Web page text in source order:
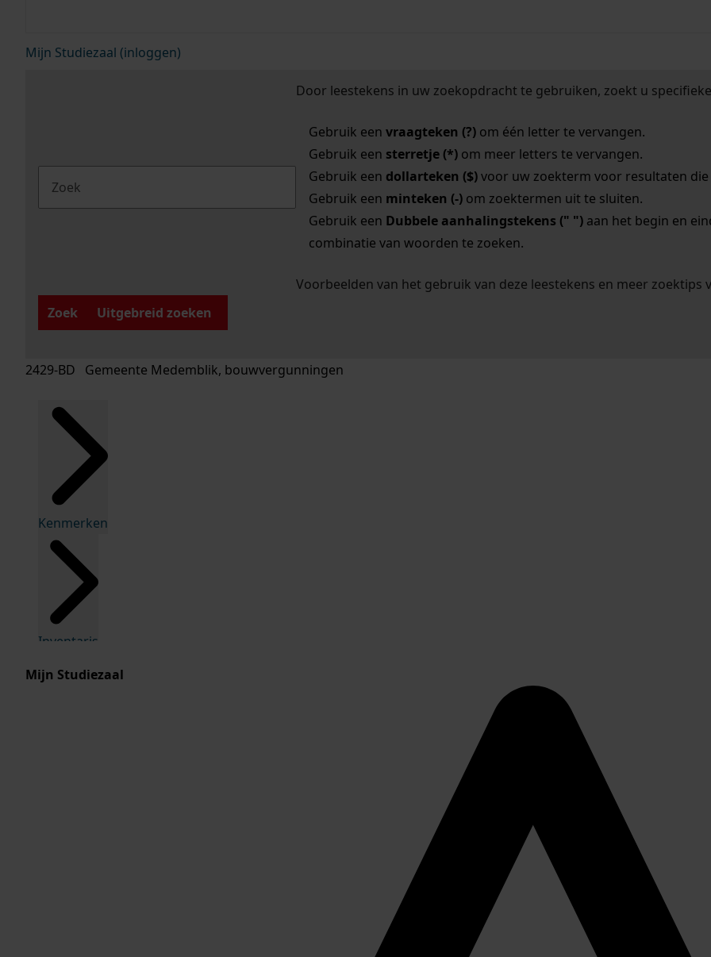
Mijn Studiezaal (inloggen)
Door leestekens in uw zoekopdracht te gebruiken, zoekt u
Gebruik een vraagteken (?)om één letter te vervangen.
Gebruik een sterretje (*)om meer letters te vervangen.
Gebruik een dollarteken ($)voor uw zoekterm voor resultaten die
Gebruik een minteken (-)om zoektermen uit te sluiten.
Gebruik een Dubbele aanhalingstekens (" ")aan het begin en
combinatie van woorden te zoeken.
Voorbeelden van het gebruik van deze leestekens en meer zoektips
Zoek
Uitgebreid zoeken
2429-BD Gemeente Medemblik, bouwvergunningen
Kenmerken
Inventaris
Mijn Studiezaal